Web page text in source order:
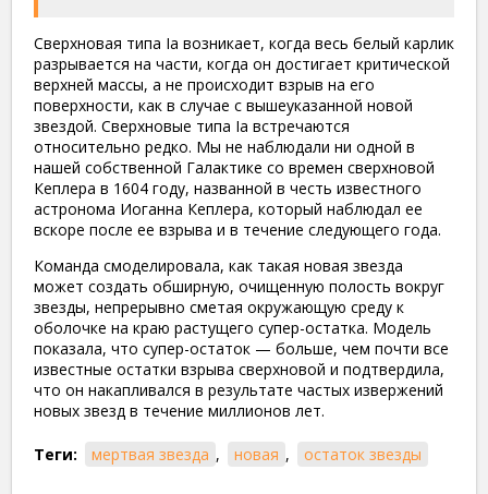
Сверхновая типа Ia возникает, когда весь белый карлик
разрывается на части, когда он достигает критической
верхней массы, а не происходит взрыв на его
поверхности, как в случае с вышеуказанной новой
звездой. Сверхновые типа Ia встречаются
относительно редко. Мы не наблюдали ни одной в
нашей собственной Галактике со времен сверхновой
Кеплера в 1604 году, названной в честь известного
астронома Иоганна Кеплера, который наблюдал ее
вскоре после ее взрыва и в течение следующего года.
Команда смоделировала, как такая новая звезда
может создать обширную, очищенную полость вокруг
звезды, непрерывно сметая окружающую среду к
оболочке на краю растущего супер-остатка. Модель
показала, что супер-остаток — больше, чем почти все
известные остатки взрыва сверхновой и подтвердила,
что он накапливался в результате частых извержений
новых звезд в течение миллионов лет.
Теги: мертвая звезда , новая , остаток звезды